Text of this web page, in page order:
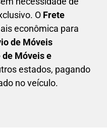
O Frete
econômica para
de Móveis
Móveis e
estados, pagando
no veículo.